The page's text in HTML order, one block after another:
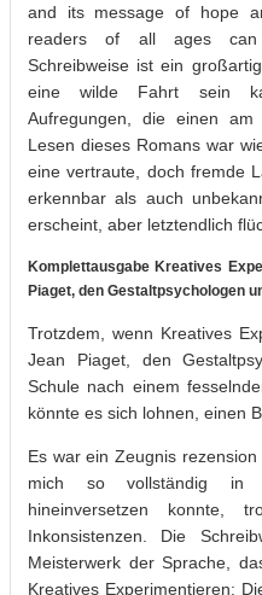
and its message of hope
readers of all ages can
Schreibweise ist ein
eine wilde Fahrt sein
Aufregungen, die einen
Lesen dieses Romans war
eine vertraute, doch fremde
erkennbar als auch
erscheint, aber letztendlich
Komplettausgabe Kreatives
Piaget, den Gestaltpsychologen
Trotzdem, wenn Kreatives
Jean Piaget, den
Schule nach einem
könnte es sich lohnen, einen
Es war ein Zeugnis
mich so vollständig in
hineinversetzen konnte,
Inkonsistenzen. Die
Meisterwerk der Sprache,
Kreatives Experimentieren: